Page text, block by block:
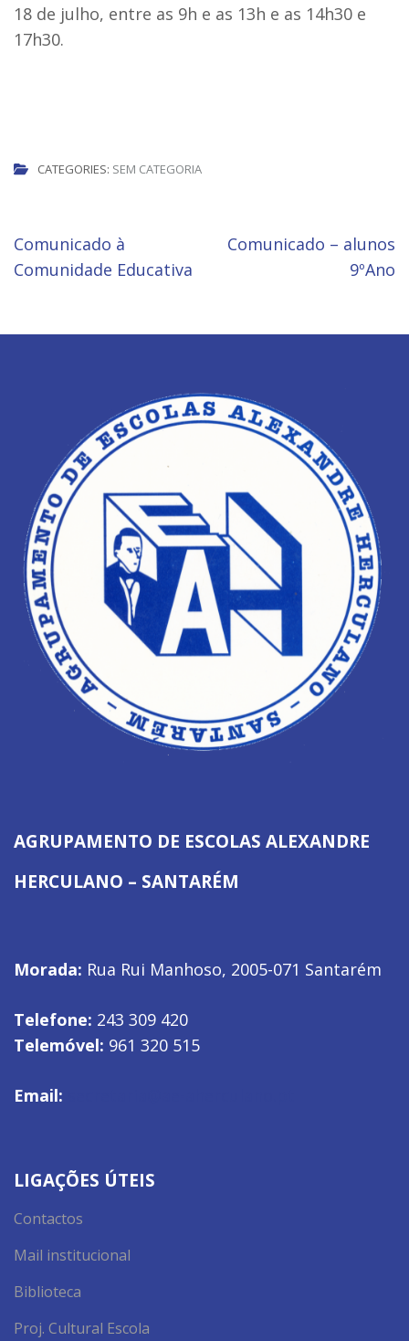
18 de julho, entre as 9h e as 13h e as 14h30 e
17h30.
CATEGORIES: SEM CATEGORIA
Navegação
de
Comunicado à
Comunidade Educativa
Comunicado – alunos
9ºAno
AGRUPAMENTO DE ESCOLAS ALEXANDRE
HERCULANO – SANTARÉM
Morada: Rua Rui Manhoso, 2005-071 Santarém
Telefone: 243 309 420
Telemóvel: 961 320 515
Email:
LIGAÇÕES ÚTEIS
Contactos
Mail institucional
Biblioteca
Proj. Cultural Escola